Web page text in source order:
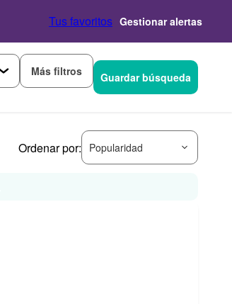
Tus favoritos Gestionar alertas
Más filtros Guardar búsqueda
Ordenar por: Popularidad